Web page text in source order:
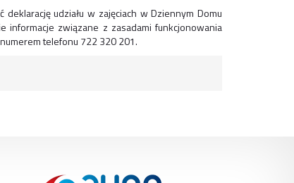
udziału w zajęciach w Dziennym Domu
informacje związane z zasadami funkcjonowania
telefonu 722 320 201.